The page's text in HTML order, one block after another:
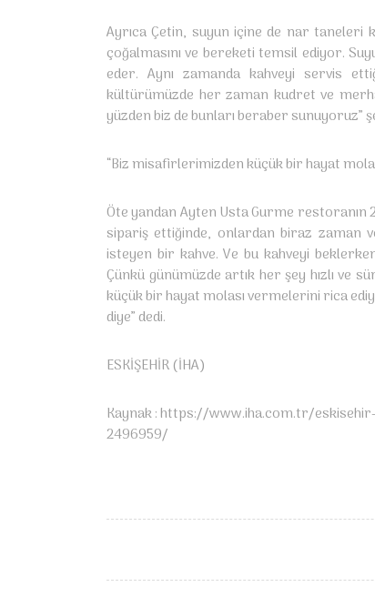
Ayrıca Çetin, suyun içine de nar taneleri
çoğalmasını ve bereketi temsil ediyor.
eder. Aynı zamanda kahveyi servis
kültürümüzde her zaman kudret ve
yüzden biz de bunları beraber sunuyoruz”
“Biz misafirlerimizden küçük bir hayat
Öte yandan Ayten Usta Gurme restoranın
sipariş ettiğinde, onlardan biraz zaman
isteyen bir kahve. Ve bu kahveyi
Çünkü günümüzde artık her şey hızlı ve
küçük bir hayat molası vermelerini rica
diye” dedi.
ESKİŞEHİR (İHA)
Kaynak :https://www.iha.com.tr/
2496959/